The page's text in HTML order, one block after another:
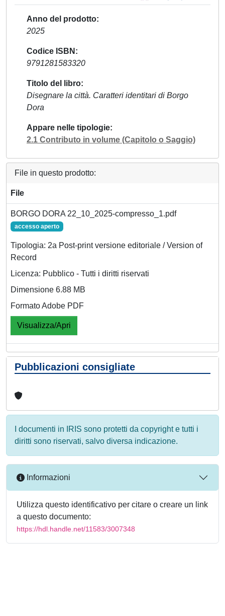
Anno del prodotto
2025
Codice ISBN
9791281583320
Titolo del libro
Disegnare la città. Caratteri identitari di Borgo
Dora
Appare nelle tipologie
2.1 Contributo in volume (Capitolo o Saggio)
File in questo prodotto:
File
BORGO DORA 22_10_2025-compresso_1.pdf
accesso aperto
Tipologia: 2a Post-print versione editoriale / Version of
Record
Licenza: Pubblico - Tutti i diritti riservati
Dimensione 6.88 MB
Formato Adobe PDF
Visualizza/Apri
Pubblicazioni consigliate
I documenti in IRIS sono protetti da copyright e tutti i
diritti sono riservati, salvo diversa indicazione.
Informazioni
Utilizza questo identificativo per citare o creare un link
a questo documento:
https://hdl.handle.net/11583/3007348